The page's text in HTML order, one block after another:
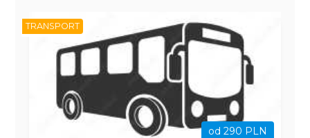
od 290 PLN
TRANSPORT